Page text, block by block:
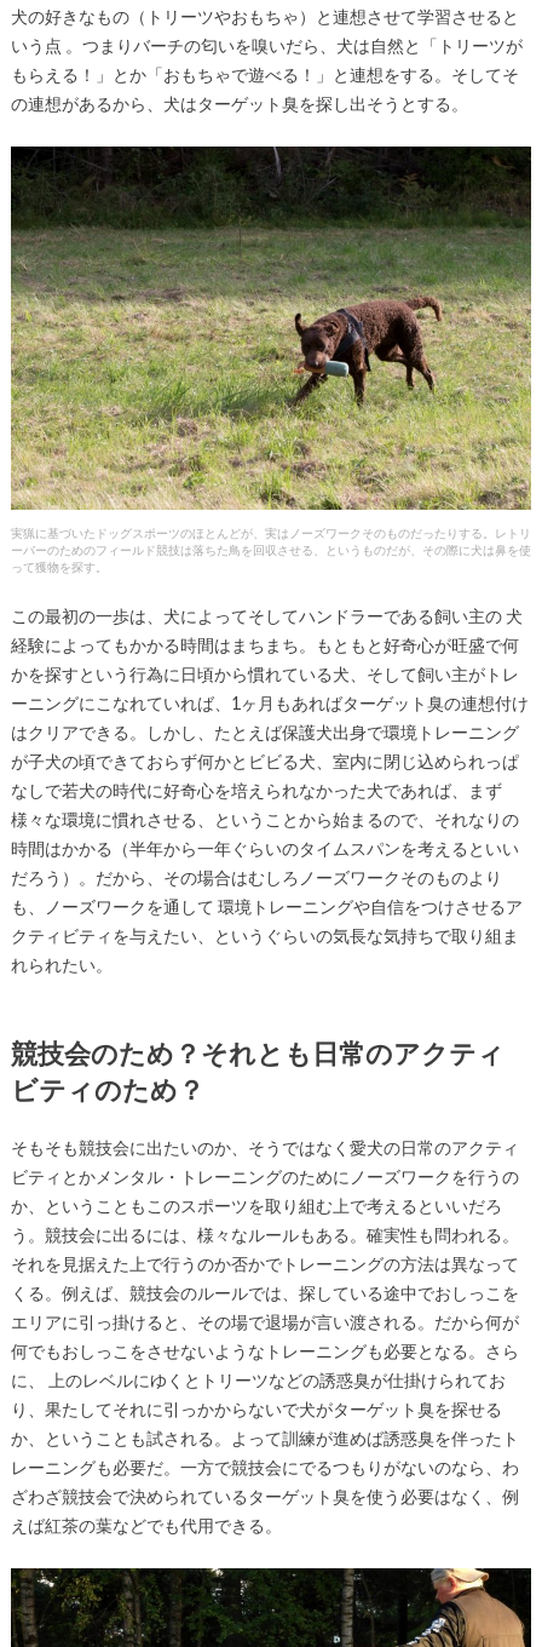
犬の好きなもの（トリーツやおもちゃ）と連想させて学習させると
いう点 。つまりバーチの匂いを嗅いだら、犬は自然と「トリーツが
もらえる！」とか「おもちゃで遊べる！」と連想をする。そしてそ
の連想があるから、犬はターゲット臭を探し出そうとする。
実猟に基づいたドッグスポーツのほとんどが、実はノーズワークそのものだったりする。レトリ
ーバーのためのフィールド競技は落ちた鳥を回収させる、というものだが、その際に犬は鼻を使
って獲物を探す。
この最初の一歩は、犬によってそしてハンドラーである飼い主の 犬
経験によってもかかる時間はまちまち。もともと好奇心が旺盛で何
かを探すという行為に日頃から慣れている犬、そして飼い主がトレ
ーニングにこなれていれば、1ヶ月もあればターゲット臭の連想付け
はクリアできる。しかし、たとえば保護犬出身で環境トレーニング
が子犬の頃できておらず何かとビビる犬、室内に閉じ込められっぱ
なしで若犬の時代に好奇心を培えられなかった犬であれば、まず
様々な環境に慣れさせる、ということから始まるので、それなりの
時間はかかる（半年から一年ぐらいのタイムスパンを考えるといい
だろう）。だから、その場合はむしろノーズワークそのものより
も、ノーズワークを通して 環境トレーニングや自信をつけさせるア
クティビティを与えたい、というぐらいの気長な気持ちで取り組ま
れられたい。
競技会のため？それとも日常のアクティ
ビティのため？
そもそも競技会に出たいのか、そうではなく愛犬の日常のアクティ
ビティとかメンタル・トレーニングのためにノーズワークを行うの
か、ということもこのスポーツを取り組む上で考えるといいだろ
う。競技会に出るには、様々なルールもある。確実性も問われる。
それを見据えた上で行うのか否かでトレーニングの方法は異なって
くる。例えば、競技会のルールでは、探している途中でおしっこを
エリアに引っ掛けると、その場で退場が言い渡される。だから何が
何でもおしっこをさせないようなトレーニングも必要となる。さら
に、 上のレベルにゆくとトリーツなどの誘惑臭が仕掛けられてお
り、果たしてそれに引っかからないで犬がターゲット臭を探せる
か、ということも試される。よって訓練が進めば誘惑臭を伴ったト
レーニングも必要だ。一方で競技会にでるつもりがないのなら、わ
ざわざ競技会で決められているターゲット臭を使う必要はなく、例
えば紅茶の葉などでも代用できる。